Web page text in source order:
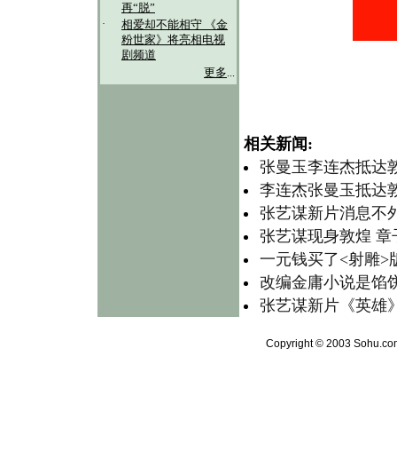
再“脱”
·
相爱却不能相守 《金
粉世家》将亮相电视
剧频道
更多...
相关新闻:
张曼玉李连杰抵达
李连杰张曼玉抵
张艺谋新片消息
张艺谋现身敦煌
一元钱买了<射雕>
改编金庸小说是馅
张艺谋新片《英雄
Copyright © 2003